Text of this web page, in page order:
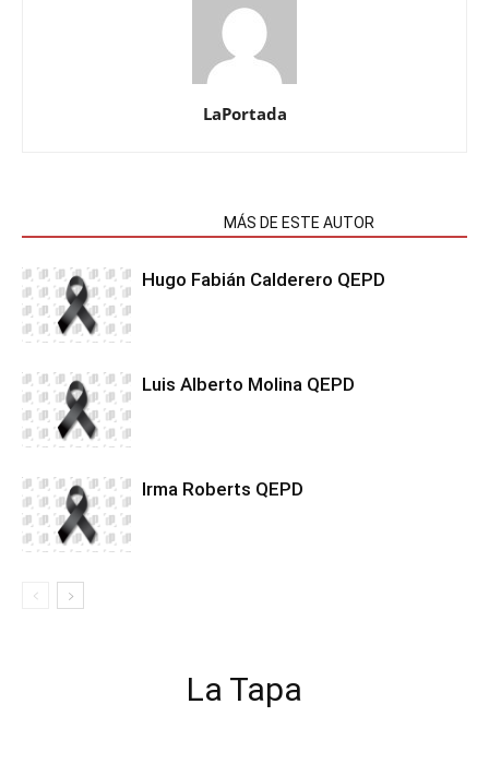
LaPortada
MÁS DE ESTE AUTOR
Hugo Fabián Calderero QEPD
Luis Alberto Molina QEPD
Irma Roberts QEPD
La Tapa